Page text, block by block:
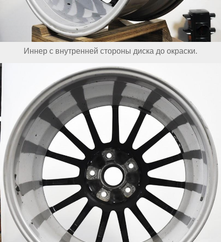
Иннер с внутренней стороны диска до окраски.